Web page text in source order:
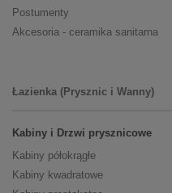
Postumenty
Akcesoria - ceramika sanitarna
Łazienka (Prysznic i Wanny)
Kabiny i Drzwi prysznicowe
Kabiny półokrągłe
Kabiny kwadratowe